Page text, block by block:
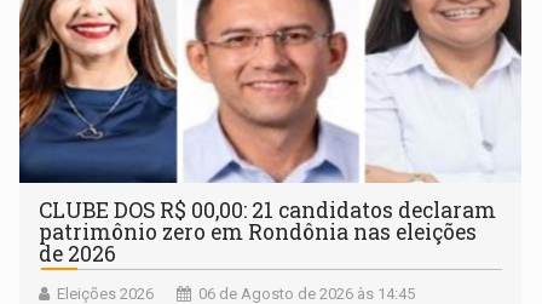
CLUBE DOS R$ 00,00: 21 candidatos declaram
patrimônio zero em Rondônia nas eleições
de 2026
Eleições 2026 06 de Agosto de 2026 às 14:45